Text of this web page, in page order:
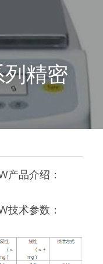
精密
产品介绍：
技术参数：